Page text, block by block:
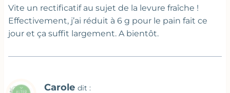
Vite un rectificatif au sujet de la levure fraîche !
Effectivement, j’ai réduit à 6 g pour le pain fait ce
jour et ça suffit largement. A bientôt.
Carole dit :